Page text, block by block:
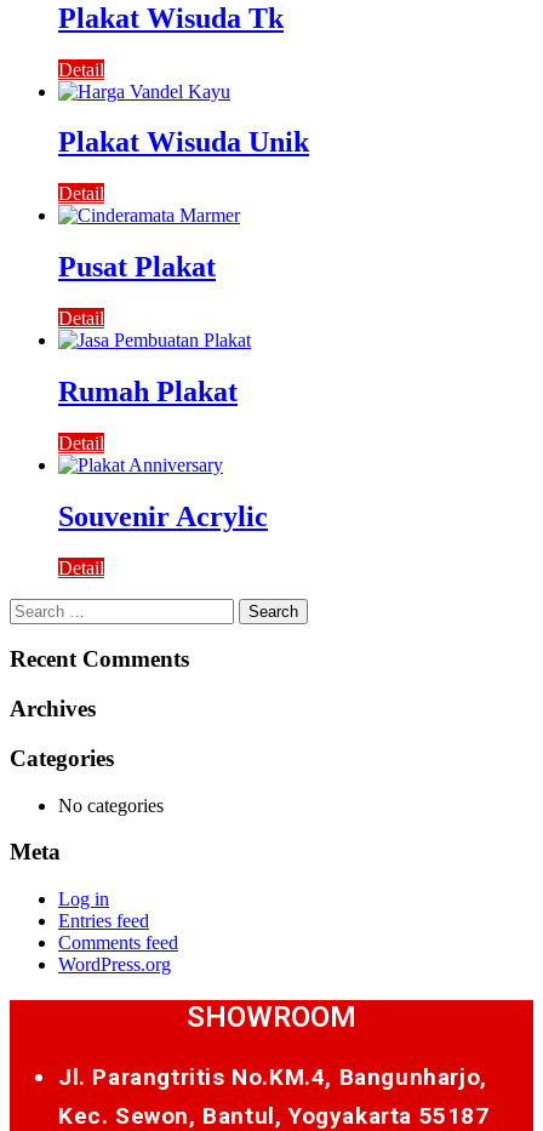
Plakat Wisuda Tk
Detail
Plakat Wisuda Unik
Detail
Pusat Plakat
Detail
Rumah Plakat
Detail
Souvenir Acrylic
Detail
Search
for:
Recent Comments
Archives
Categories
No categories
Meta
Log in
Entries feed
Comments feed
WordPress.org
SHOWROOM
Jl. Parangtritis No.KM.4, Bangunharjo,
Kec. Sewon, Bantul, Yogyakarta 55187